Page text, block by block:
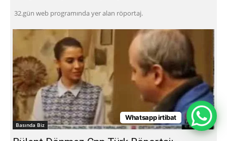
32.gün web programında yer alan röportaj.
Basında Biz
Whatsapp irtibat